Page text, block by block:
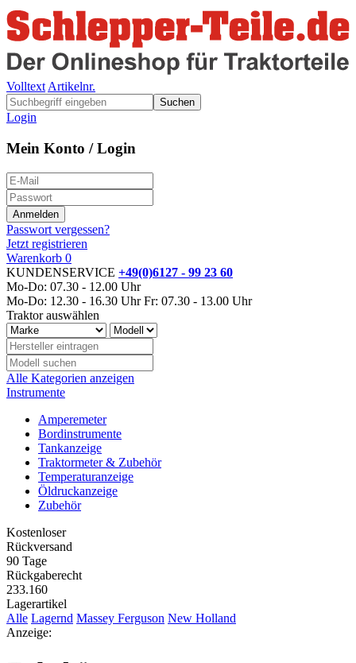
Volltext Artikelnr.
Suchen
Login
Mein Konto / Login
Passwort vergessen?
Jetzt registrieren
Warenkorb 0
KUNDENSERVICE +49(0)6127 - 99 23 60
Mo-Do: 07.30 - 12.00 Uhr
Mo-Do: 12.30 - 16.30 Uhr Fr: 07.30 - 13.00 Uhr
Traktor auswählen
Alle Kategorien anzeigen
Instrumente
Amperemeter
Bordinstrumente
Tankanzeige
Traktormeter & Zubehör
Temperaturanzeige
Öldruckanzeige
Zubehör
Kostenloser
Rückversand
90 Tage
Rückgaberecht
233.160
Lagerartikel
Alle Lagernd Massey Ferguson New Holland
Anzeige: